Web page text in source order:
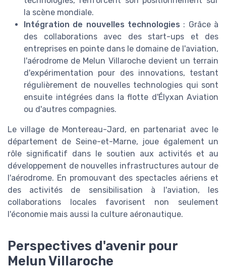
la scène mondiale.
Intégration de nouvelles technologies : Grâce à
des collaborations avec des start-ups et des
entreprises en pointe dans le domaine de l'aviation,
l'aérodrome de Melun Villaroche devient un terrain
d'expérimentation pour des innovations, testant
régulièrement de nouvelles technologies qui sont
ensuite intégrées dans la flotte d'Élyxan Aviation
ou d'autres compagnies.
Le village de Montereau-Jard, en partenariat avec le
département de Seine-et-Marne, joue également un
rôle significatif dans le soutien aux activités et au
développement de nouvelles infrastructures autour de
l'aérodrome. En promouvant des spectacles aériens et
des activités de sensibilisation à l'aviation, les
collaborations locales favorisent non seulement
l'économie mais aussi la culture aéronautique.
Perspectives d'avenir pour
Melun Villaroche